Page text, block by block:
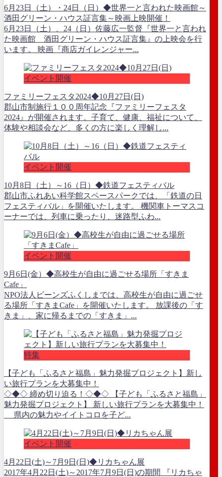
6月23日（土）・24日（日）◆世界一と言われた映画館～
酒田グリーン・ハウス証言集～映画上映開催！
6月23日（土）、24（日）佐藤広一監督『世界一と言われ
た映画館 酒田グリーン・ハウス証言集』の上映会を行
います。 映画『商店ガイレンジャー...
イベント開催
ファミリーフェスタ2024◆10月27日(日)
郡山市制施行１００周年記念『ファミリーフェスタ
2024』が開催されます。子育て、健康、福祉について、
体験や相談会など、多くの方に楽しく理解し...
イベント開催
10月8日（土）～16（日）◆鉄道フェスティバル
郡山市ふれあい科学館スペースパークでは、「鉄道の日
フェスティバル」を開催いたします。 機関車トーマスコ
ーナーでは、列車に乗ったり、迷路型ふわ...
イベント開催
9月6日(金）◆高校生が自由に過ごせる場所「すきま
Cafe」
NPO法人ビーンズふくしまでは、高校生が自由に過ごせ
る場所「すきまCafe」を開催いたします。 放課後の「す
きま」、家に帰るまでの「すきま」...
特集
【子ども「ふるさと福島」魅力発掘プロジェクト】新し
い旅行プランを大募集中！
◇◆◇ 締め切り迫る！◇◆◇ 【子ども「ふるさと福島」
魅力発掘プロジェクト】 新しい旅行プランを大募集中！
県内の魅力やイイトコロを子ど...
イベント開催
4月22日(土)～7月9日(日)◆リカちゃん展
2017年4月22日(土)～2017年7月9日(日)の期間 『リカちゃ